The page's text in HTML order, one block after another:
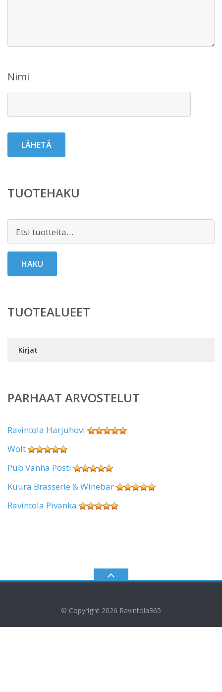
Nimi
TUOTEHAKU
HAKU
TUOTEALUEET
Kirjat
PARHAAT ARVOSTELUT
Ravintola Harjuhovi
Wolt
Pub Vanha Posti
Kuura Brasserie & Winebar
Ravintola Pivanka
© Copyright 2026 Ravintola365